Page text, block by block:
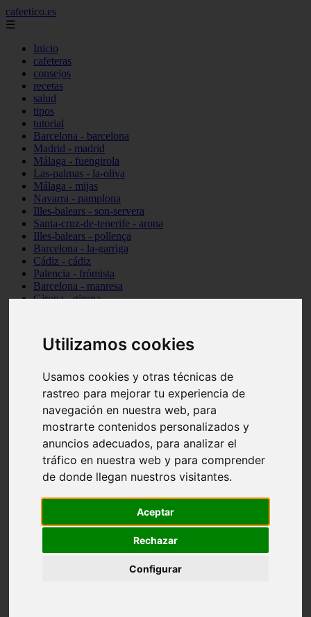
Utilizamos cookies
Usamos cookies y otras técnicas de
rastreo para mejorar tu experiencia de
navegación en nuestra web, para
mostrarte contenidos personalizados y
anuncios adecuados, para analizar el
tráfico en nuestra web y para comprender
de donde llegan nuestros visitantes.
Aceptar
Rechazar
Configurar
cafeetico.es
☰
Inicio
cafeteras
consejos
recetas
salud
tipos
tutorial
Barcelona - barcelona
Madrid - madrid
Málaga - fuengirola
Las-palmas - la-oliva
Málaga - mijas
Navarra - pamplona
Illes-balears - son-servera
Santa-cruz-de-tenerife - arona
Illes-balears - pollença
Barcelona - la-garriga
Cádiz - cádiz
Palencia - frómista
Barcelona - manresa
Girona - girona
Valencia - valencia
Málaga - nerja
A-coruña - santiago-de-compostela
Tarragona - tarragona
Asturias - gijón
Girona - figueres
Madrid - leganés
Almería - roquetas-de-mar
Girona - tossa-de-mar
Barcelona - sant-cugat-del-vallès
Alicante - l39alfàs-del-pi
Barcelona - vilanova-i-la-geltrú
Illes-balears - alcúdia
Illes-balears - sant-antoni-de-portmany